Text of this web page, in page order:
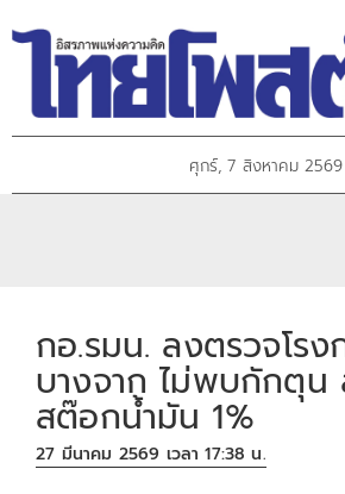
ศุกร์, 7 สิงหาคม 2569
กอ.รมน. ลงตรวจโร
บางจาก ไม่พบกักตุ
สต๊อกน้ำมัน 1%
27 มีนาคม 2569 เวลา 17:38 น.